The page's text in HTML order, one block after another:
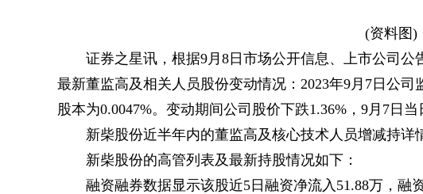
(资料图)
证券之星讯，根据9月8日市场公开信息、上市公司公
最新董监高及相关人员股份变动情况：2023年9月7日公
股本为0.0047%。变动期间公司股价下跌1.36%，9月7日当
新柴股份近半年内的董监高及核心技术人员增减持详
新柴股份的高管列表及最新持股情况如下：
融资融券数据显示该股近5日融资净流入51.88万，融